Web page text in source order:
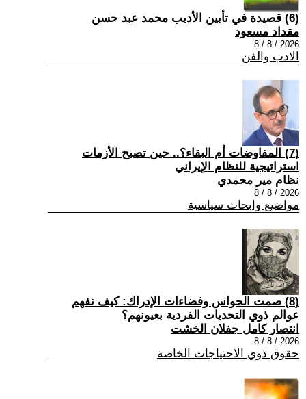
(6) قصيدة في تأبين الأديب محمد عبد حسن
مقداد مسعود
2026 / 8 / 8
الادب والفن
(7) المفاوضات أم البقاء؟.. حين تصبح الأزمات
استراتيجية للنظام الإيراني
نظام مير محمدي
2026 / 8 / 8
مواضيع وابحاث سياسية
(8) صمت الحواس وفضاءات الإدراك: كيف نفهم
عوالم ذوي التحديات الفردية بعيونهم؟
انتصار كامل جفلان الخشت
2026 / 8 / 8
حقوق ذوي الاحتياجات الخاصة